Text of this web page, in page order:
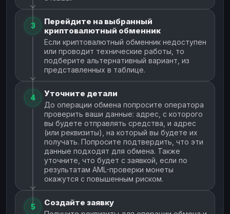
3
Перейдите на выбранный
криптовалютный обменник
Если криптовалютный обменник недоступен
или проводит технические работы, то
подберите альтернативный вариант, из
представленных в таблице.
4 Уточните детали
До операции обмена попросите оператора
проверить ваши данные: адрес, с которого
вы будете отправлять средства, и адрес
(или реквизиты), на который вы будете их
получать. Попросите подтвердить, что эти
данные подходят для обмена. Также
уточните, что будет с заявкой, если по
результатам AML-проверки монеты
окажутся с повышенным риском.
5 Создайте заявку